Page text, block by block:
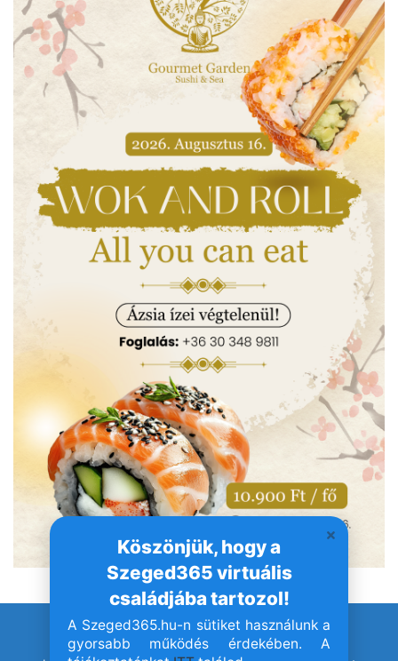
Köszönjük, hogy a
Szeged365 virtuális
családjába tartozol!
A Szeged365.hu-n sütiket használunk a
gyorsabb működés érdekében. A
© Szeged365.hu I Minden jog fenntartva!